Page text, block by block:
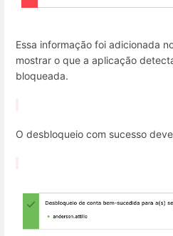
Essa informação foi adicionada
mostrar o que a aplicação
bloqueada.
O desbloqueio com sucesso